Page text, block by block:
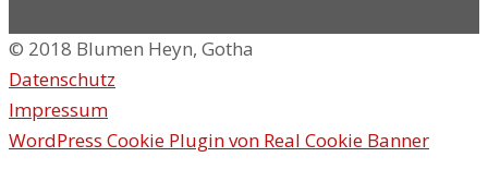
© 2018 Blumen Heyn, Gotha
Datenschutz
Impressum
WordPress Cookie Plugin von Real Cookie Banner